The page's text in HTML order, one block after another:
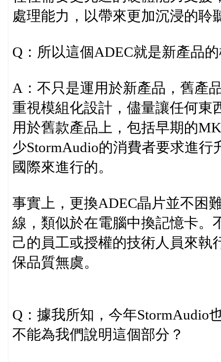
處理能力，以帶來更加沉浸的聆
Q：所以這個ADEC就是新產品
A：不只是運用於新產品，舊產
重視模組化設計，儘量讓任何東
用於舊款產品上，包括早期的
少StormAudio的消費者要求進
國際來進行的。
事實上，更換ADEC晶片並不困
線，類似於在電腦中換記憶卡。
己的員工或授權的技術人員來執
保品質無虞。
Q：據我所知，今年StormAudio
不能為我們說明這個部分？